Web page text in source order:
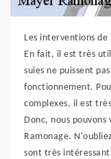
Les interventions de
En fait, il est très
suies ne puissent
fonctionnement.
complexes, il est
Donc, nous
Ramonage.
sont très